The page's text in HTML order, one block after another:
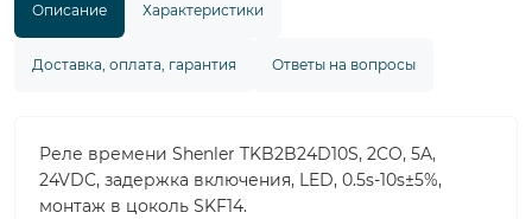
Описание Характеристики
Доставка, оплата, гарантия Ответы на вопросы
Реле времени Shenler TKB2B24D10S, 2CO, 5A,
24VDC, задержка включения, LED, 0.5s-10s±5%,
монтаж в цоколь SKF14.